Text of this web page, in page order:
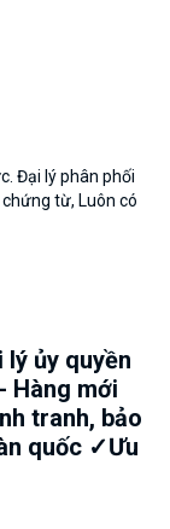
Đại lý phân phối
từ, Luôn có
lý ủy quyền
Hàng mới
tranh, bảo
quốc ✓Ưu